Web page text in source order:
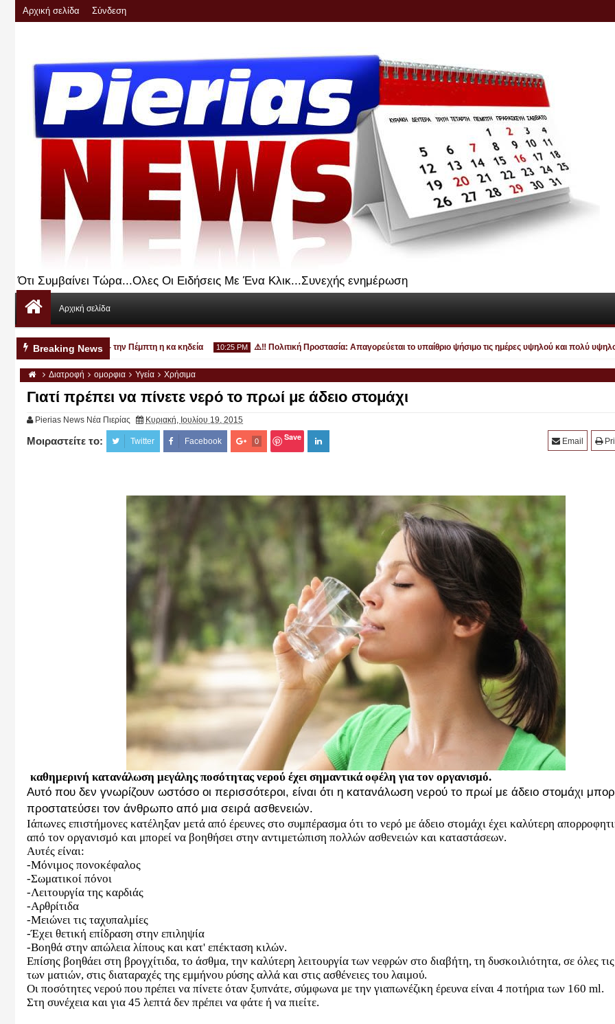
Αρχική σελίδα Σύνδεση
Ότι Συμβαίνει Τώρα...Ολες Οι Ειδήσεις Με Ένα Κλικ...Συνεχής ενημέρωση
Αρχική σελίδα
Breaking News
στην Κατερίνη - την Πέμπτη η κα κηδεία 10:25 PM
03 Αυγ
⚠️‼️ Πολιτική Προστασία: Απαγορεύεται το υπαίθριο ψήσιμο τις ημέρες υψηλού και πολύ υψηλού
Διατροφή ομορφια Υγεία Χρήσιμα
Γιατί πρέπει να πίνετε νερό το πρωί με άδειο στομάχι
Pierias News Νέα Πιερίας Κυριακή, Ιουλίου 19, 2015
Μοιραστείτε το: Twitter Facebook 0 Save Email
καθημερινή κατανάλωση μεγάλης ποσότητας νερού έχει σημαντικά οφέλη για τον οργανισμό.
Αυτό που δεν γνωρίζουν ωστόσο οι περισσότεροι, είναι ότι η κατανάλωση νερού το πρωί με άδειο στομάχι
προστατεύσει τον άνθρωπο από μια σειρά ασθενειών.
Ιάπωνες επιστήμονες κατέληξαν μετά από έρευνες στο συμπέρασμα ότι το νερό με άδειο στομάχι έχει καλύτερη
από τον οργανισμό και μπορεί να βοηθήσει στην αντιμετώπιση πολλών ασθενειών και καταστάσεων.
Αυτές είναι:
-Μόνιμος πονοκέφαλος
-Σωματικοί πόνοι
-Λειτουργία της καρδιάς
-Αρθρίτιδα
-Μειώνει τις ταχυπαλμίες
-Έχει θετική επίδραση στην επιληψία
-Βοηθά στην απώλεια λίπους και κατ' επέκταση κιλών.
Επίσης βοηθάει στη βρογχίτιδα, το άσθμα, την καλύτερη λειτουργία των νεφρών στο διαβήτη, τη δυσκοιλιότητα, σε όλες τις
των ματιών, στις διαταραχές της εμμήνου ρύσης αλλά και στις ασθένειες του λαιμού.
Οι ποσότητες νερού που πρέπει να πίνετε όταν ξυπνάτε, σύμφωνα με την γιαπωνέζικη έρευνα είναι 4 ποτήρια των 160 ml.
Στη συνέχεια και για 45 λεπτά δεν πρέπει να φάτε ή να πιείτε.